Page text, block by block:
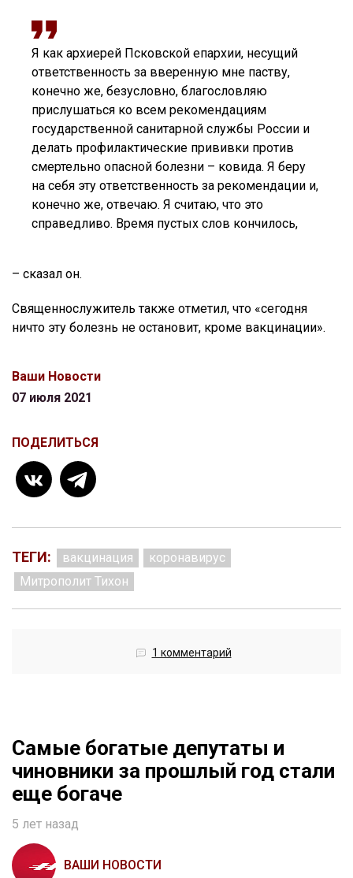
Я как архиерей Псковской епархии, несущий
ответственность за вверенную мне паству,
конечно же, безусловно, благословляю
прислушаться ко всем рекомендациям
государственной санитарной службы России и
делать профилактические прививки против
смертельно опасной болезни – ковида. Я беру
на себя эту ответственность за рекомендации и,
конечно же, отвечаю. Я считаю, что это
справедливо. Время пустых слов кончилось,
– сказал он.
Священнослужитель также отметил, что «сегодня
ничто эту болезнь не остановит, кроме вакцинации».
Ваши Новости
07 июля 2021
ПОДЕЛИТЬСЯ
ТЕГИ: вакцинация
коронавирус
Митрополит Тихон
1 комментарий
Самые богатые депутаты и
чиновники за прошлый год стали
еще богаче
5 лет назад
ВАШИ НОВОСТИ